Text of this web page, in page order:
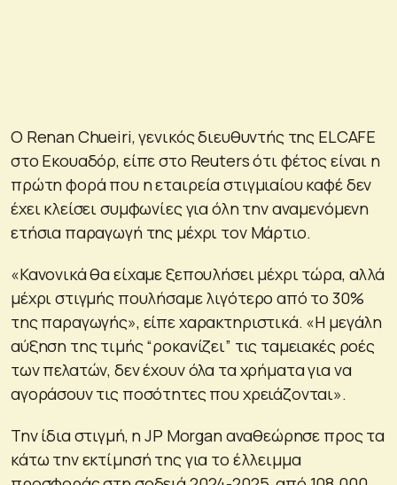
Ο Renan Chueiri, γενικός διευθυντής της ELCAFE
στο Εκουαδόρ, είπε στο Reuters ότι φέτος είναι η
πρώτη φορά που η εταιρεία στιγμιαίου καφέ δεν
έχει κλείσει συμφωνίες για όλη την αναμενόμενη
ετήσια παραγωγή της μέχρι τον Μάρτιο.
«Κανονικά θα είχαμε ξεπουλήσει μέχρι τώρα, αλλά
μέχρι στιγμής πουλήσαμε λιγότερο από το 30%
της παραγωγής», είπε χαρακτηριστικά. «Η μεγάλη
αύξηση της τιμής “ροκανίζει” τις ταμειακές ροές
των πελατών, δεν έχουν όλα τα χρήματα για να
αγοράσουν τις ποσότητες που χρειάζονται».
Την ίδια στιγμή, η JP Morgan αναθεώρησε προς τα
κάτω την εκτίμησή της για το έλλειμμα